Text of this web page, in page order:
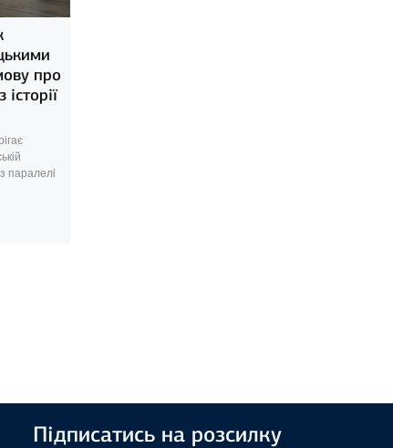
про
паралелі
Підписатись на розсилку